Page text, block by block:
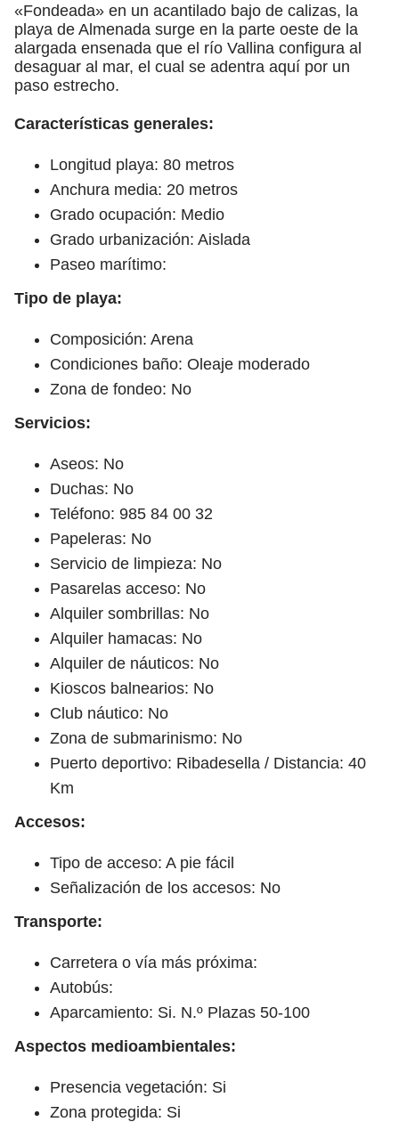
«Fondeada» en un acantilado bajo de calizas, la
playa de Almenada surge en la parte oeste de la
alargada ensenada que el río Vallina configura al
desaguar al mar, el cual se adentra aquí por un
paso estrecho.
Características generales:
Longitud playa: 80 metros
Anchura media: 20 metros
Grado ocupación: Medio
Grado urbanización: Aislada
Paseo marítimo:
Tipo de playa:
Composición: Arena
Condiciones baño: Oleaje moderado
Zona de fondeo: No
Servicios:
Aseos: No
Duchas: No
Teléfono: 985 84 00 32
Papeleras: No
Servicio de limpieza: No
Pasarelas acceso: No
Alquiler sombrillas: No
Alquiler hamacas: No
Alquiler de náuticos: No
Kioscos balnearios: No
Club náutico: No
Zona de submarinismo: No
Puerto deportivo: Ribadesella / Distancia: 40
Km
Accesos:
Tipo de acceso: A pie fácil
Señalización de los accesos: No
Transporte:
Carretera o vía más próxima:
Autobús:
Aparcamiento: Si. N.º Plazas 50-100
Aspectos medioambientales:
Presencia vegetación: Si
Zona protegida: Si